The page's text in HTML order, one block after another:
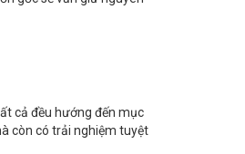
cả đều hướng đến mục
còn có trải nghiệm tuyệt